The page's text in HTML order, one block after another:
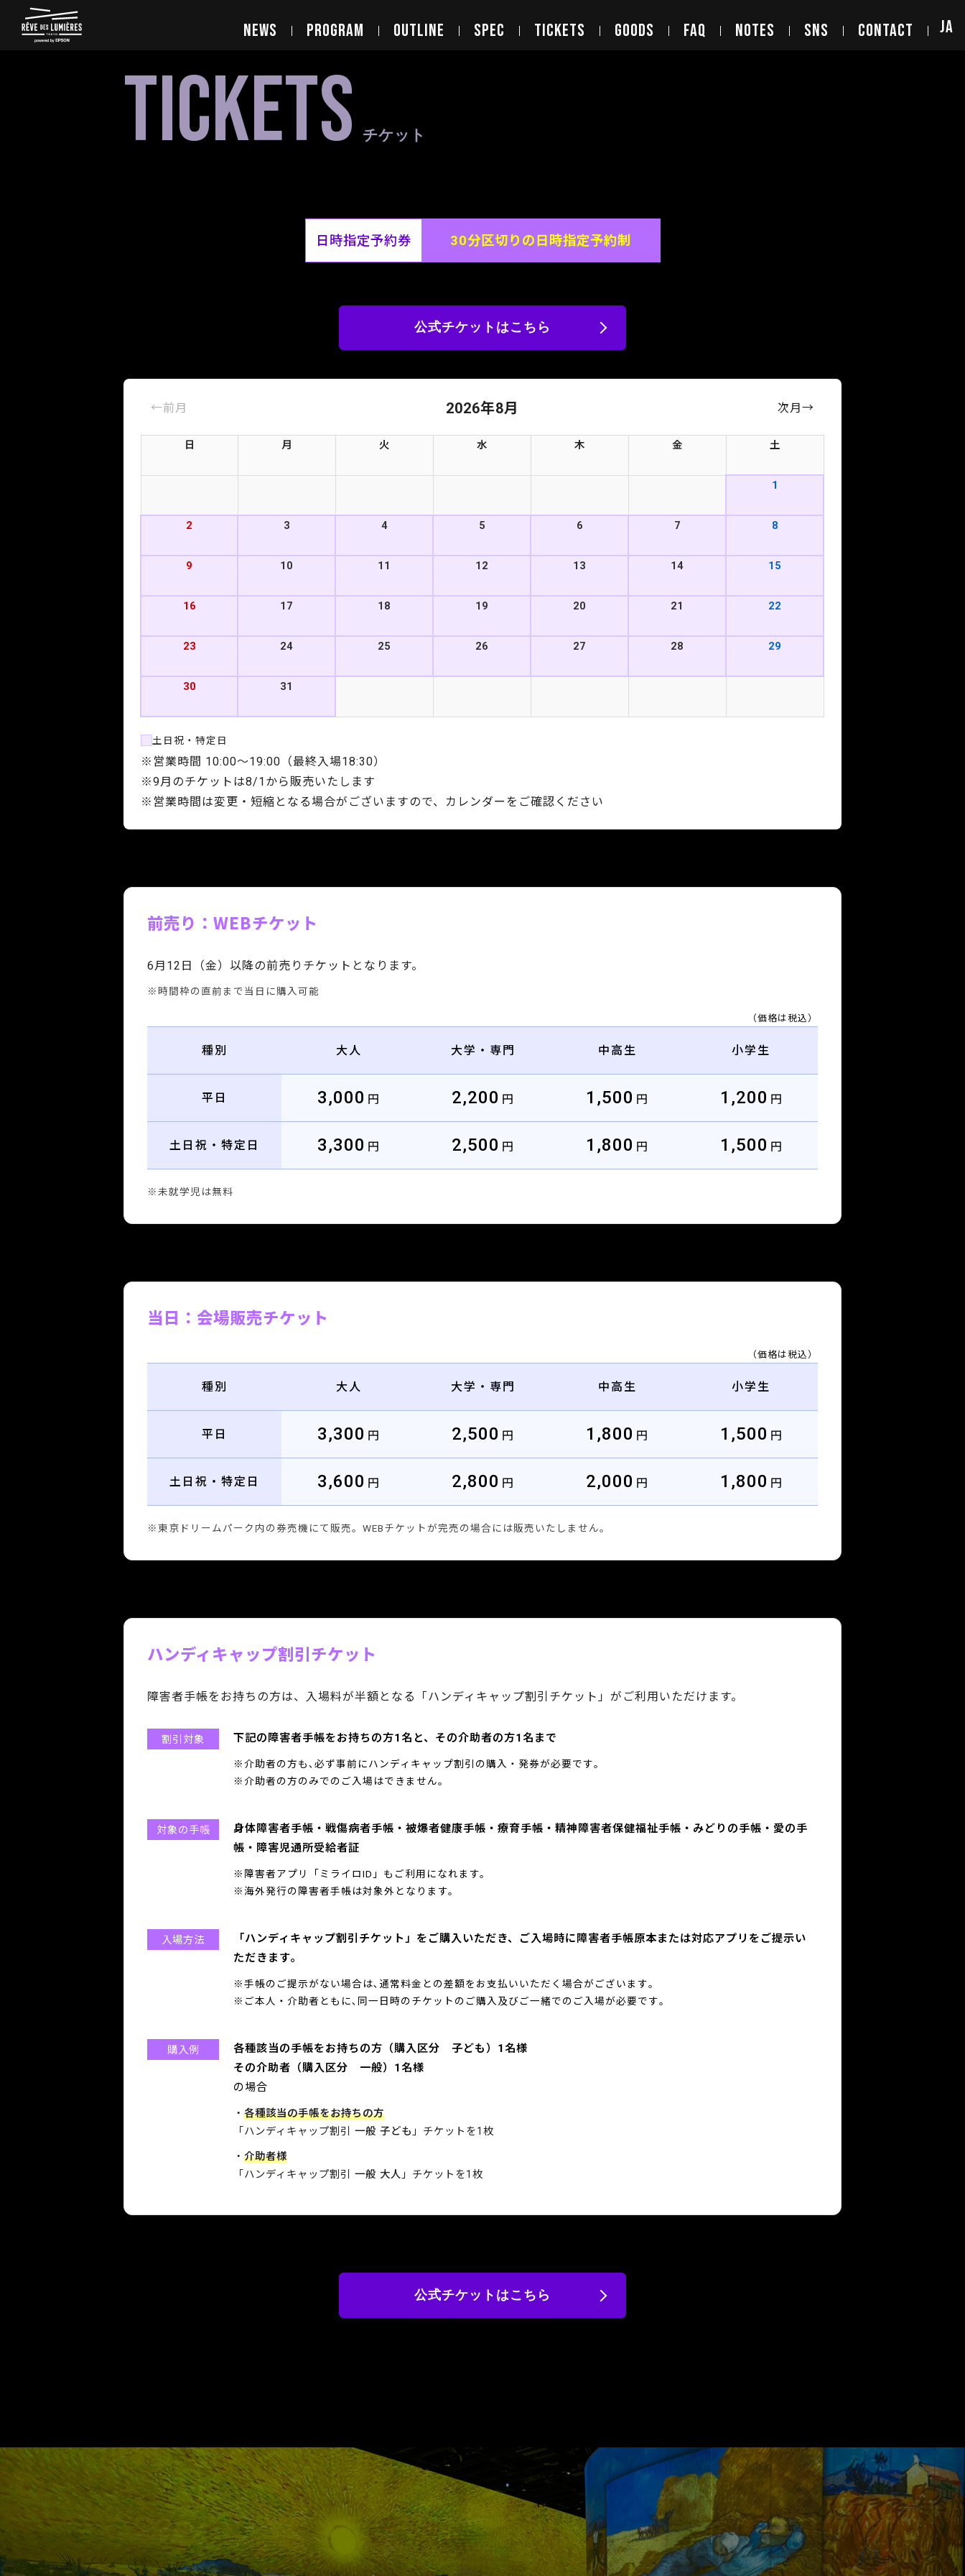
NEWS PROGRAM OUTLINE SPEC TICKETS GOODS FAQ NOTES SNS CONTACT JA
TICKETS チケット
日時指定予約券 30分区切りの日時指定予約制
公式チケットはこちら
←前月 2026年8月 次月 →
日 月 火 水 木 金 土
1
2 3 4 5 6 7 8
9 10 11 12 13 14 15
16 17 18 19 20 21 22
23 24 25 26 27 28 29
30 31
土日祝・特定日
※営業時間 10:00～19:00（最終入場18:30）
※9月のチケットは8/1から販売いたします
※営業時間は変更・短縮となる場合がございますので、カレンダーをご確認ください
前売り：WEBチケット
6月12日（金）以降の前売りチケットとなります。
※時間枠の直前まで当日に購入可能
（価格は税込）
種別 大人 大学・専門 中高生 小学生
平日 3,000 円 2,200 円 1,500 円 1,200 円
土日祝・特定日 3,300 円 2,500 円 1,800 円 1,500 円
※未就学児は無料
当日：会場販売チケット
（価格は税込）
種別 大人 大学・専門 中高生 小学生
平日 3,300 円 2,500 円 1,800 円 1,500 円
土日祝・特定日 3,600 円 2,800 円 2,000 円 1,800 円
※東京ドリームパーク内の券売機にて販売。WEBチケットが完売の場合には販売いたしません。
ハンディキャップ割引チケット
障害者手帳をお持ちの方は、入場料が半額となる「ハンディキャップ割引チケット」がご利用いただけます。
割引対象 下記の障害者手帳をお持ちの方1名と、その介助者の方1名まで
※介助者の方も､必ず事前にハンディキャップ割引の購入・発券が必要です｡
※介助者の方のみでのご入場はできません｡
対象の手帳
身体障害者手帳・戦傷病者手帳・被爆者健康手帳・療育手帳・精神障害者保健福祉手帳・みどりの手帳・愛の手
帳・障害児通所受給者証
※障害者アプリ「ミライロID」もご利用になれます。
※海外発行の障害者手帳は対象外となります。
入場方法
「ハンディキャップ割引チケット」をご購入いただき、ご入場時に障害者手帳原本または対応アプリをご提示い
ただきます｡
※手帳のご提示がない場合は､通常料金との差額をお支払いいただく場合がございます｡
※ご本人・介助者ともに､同一日時のチケットのご購入及びご一緒でのご入場が必要です｡
購入例
各種該当の手帳をお持ちの方（購入区分 子ども）1名様
その介助者（購入区分 一般）1名様
の場合
・ 各種該当の手帳をお持ちの方
「ハンディキャップ割引 一般 子ども 」チケットを1枚
・ 介助者様
「ハンディキャップ割引 一般 大人 」チケットを1枚
公式チケットはこちら